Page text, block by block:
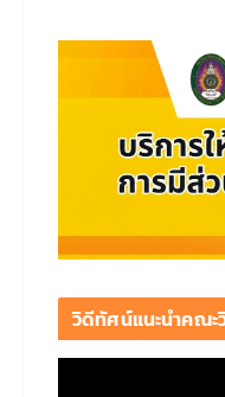
วิดีทัศน์แนะนำคณะ